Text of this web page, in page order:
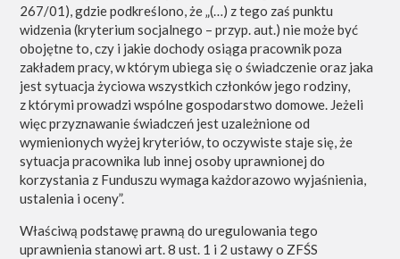
267/01), gdzie podkreślono, że „(…) z tego zaś punktu
widzenia (kryterium socjalnego – przyp. aut.) nie może być
obojętne to, czy i jakie dochody osiąga pracownik poza
zakładem pracy, w którym ubiega się o świadczenie oraz jaka
jest sytuacja życiowa wszystkich członków jego rodziny,
z którymi prowadzi wspólne gospodarstwo domowe. Jeżeli
więc przyznawanie świadczeń jest uzależnione od
wymienionych wyżej kryteriów, to oczywiste staje się, że
sytuacja pracownika lub innej osoby uprawnionej do
korzystania z Funduszu wymaga każdorazowo wyjaśnienia,
ustalenia i oceny”.
Właściwą podstawę prawną do uregulowania tego
uprawnienia stanowi art. 8 ust. 1 i 2 ustawy o ZFŚS